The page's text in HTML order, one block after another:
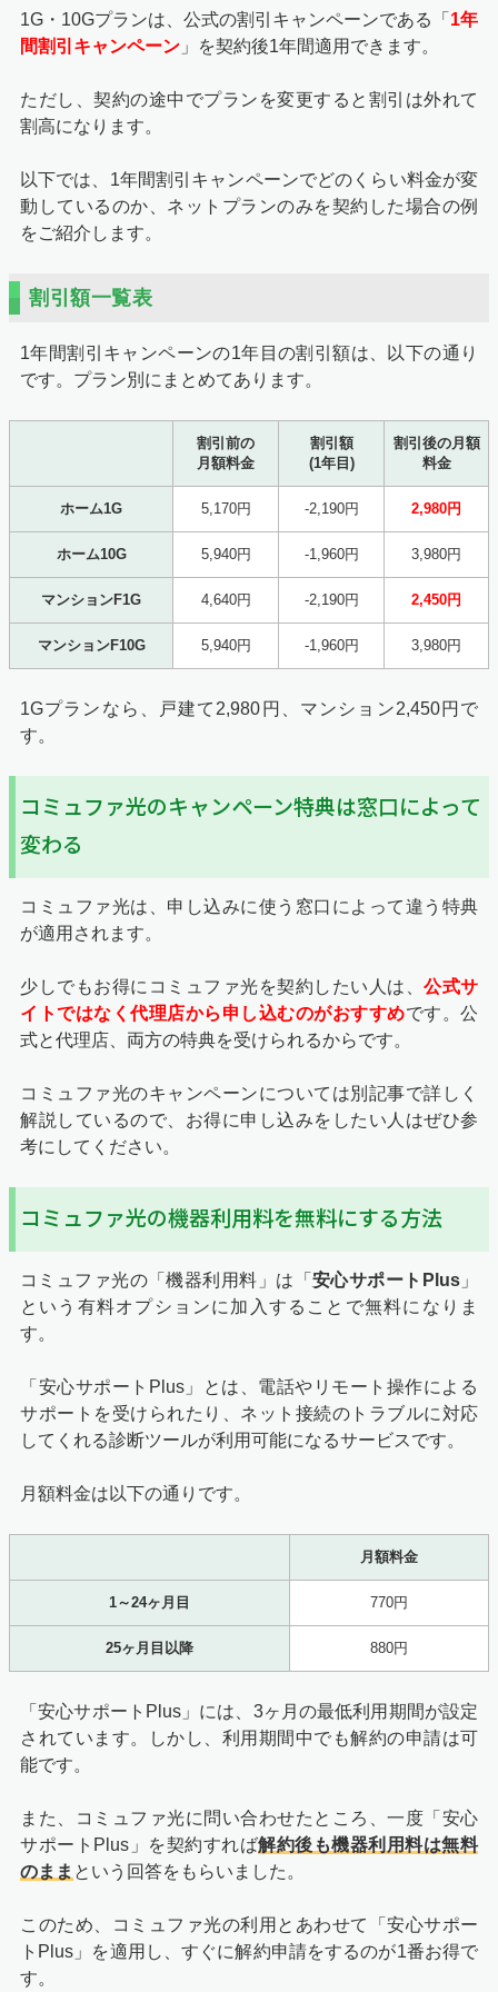
1G・10Gプランは、公式の割引キャンペーンである「 1年
間割引キャンペーン 」を契約後1年間適用できます。
ただし、契約の途中でプランを変更すると割引は外れて
割高になります。
以下では、 1年間割引キャンペーンでどのくらい料金が変
動しているのか、ネットプランのみを契約した場合の例
をご紹介します。
割引額一覧表
1年間割引キャンペーンの1年目の割引額は、以下の通り
です。プラン別にまとめてあります。
割引前の
月額料金
割引額
(1年目)
割引後の月額
料金
ホーム1G 5,170円 -2,190円 2,980円
ホーム10G 5,940円 -1,960円 3,980円
マンションF1G 4,640円 -2,190円 2,450円
マンションF10G 5,940円 -1,960円 3,980円
1Gプランなら、戸建て2,980円、マンション2,450円で
す。
コミュファ光のキャンペーン特典は窓口によって
変わる
コミュファ光は、申し込みに使う窓口によって違う特典
が適用されます。
少しでもお得にコミュファ光を契約したい人は、 公式サ
イトではなく代理店から申し込むのがおすすめです。公
式と代理店、両方の特典を受けられるからです。
コミュファ光のキャンペーンについては別記事で詳しく
解説しているので、お得に申し込みをしたい人はぜひ参
考にしてください。
コミュファ光の機器利用料を無料にする方法
コミュファ光の「機器利用料」は「 安心サポートPlus」
という有料オプションに加入することで無料になりま
す。
「安心サポートPlus」とは、電話やリモート操作による
サポートを受けられたり、ネット接続のトラブルに対応
してくれる診断ツールが利用可能になるサービスです。
月額料金は以下の通りです。
月額料金
1～24ヶ月目 770円
25ヶ月目以降 880円
「安心サポートPlus」には、3ヶ月の最低利用期間が設定
されています。しかし、利用期間中でも解約の申請は可
能です。
また、コミュファ光に問い合わせたところ、一度「安心
サポートPlus」を契約すれば解約後も機器利用料は無料
のまま という回答をもらいました。
このため、コミュファ光の利用とあわせて「安心サポー
トPlus」を適用し、すぐに解約申請をするのが1番お得で
す。